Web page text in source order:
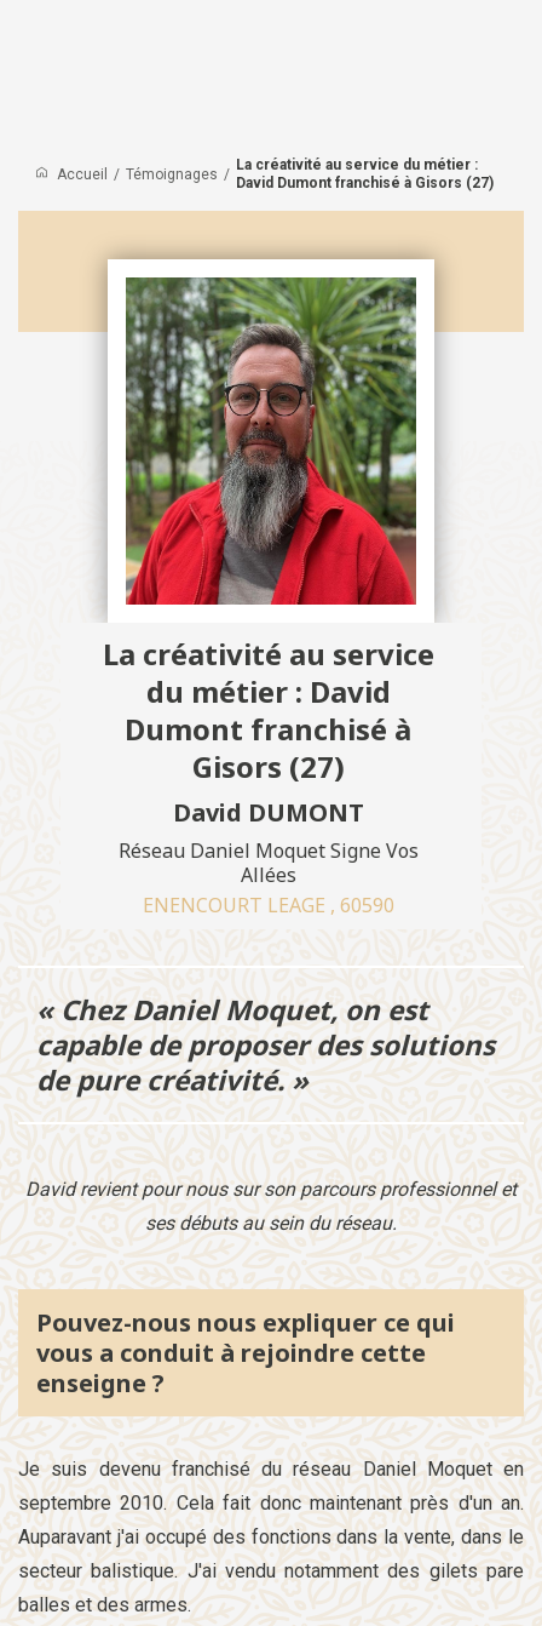
Accueil / Témoignages /
La créativité au service du métier :
David Dumont franchisé à Gisors (27)
La créativité au service
du métier : David
Dumont franchisé à
Gisors (27)
David DUMONT
Réseau Daniel Moquet Signe Vos
Allées
ENENCOURT LEAGE , 60590
« Chez Daniel Moquet, on est
capable de proposer des solutions
de pure créativité. »
David revient pour nous sur son parcours professionnel et
ses débuts au sein du réseau.
Pouvez-nous nous expliquer ce qui
vous a conduit à rejoindre cette
enseigne ?
Je suis devenu franchisé du réseau Daniel Moquet en
septembre 2010. Cela fait donc maintenant près d'un an.
Auparavant j'ai occupé des fonctions dans la vente, dans le
secteur balistique. J'ai vendu notamment des gilets pare
balles et des armes.